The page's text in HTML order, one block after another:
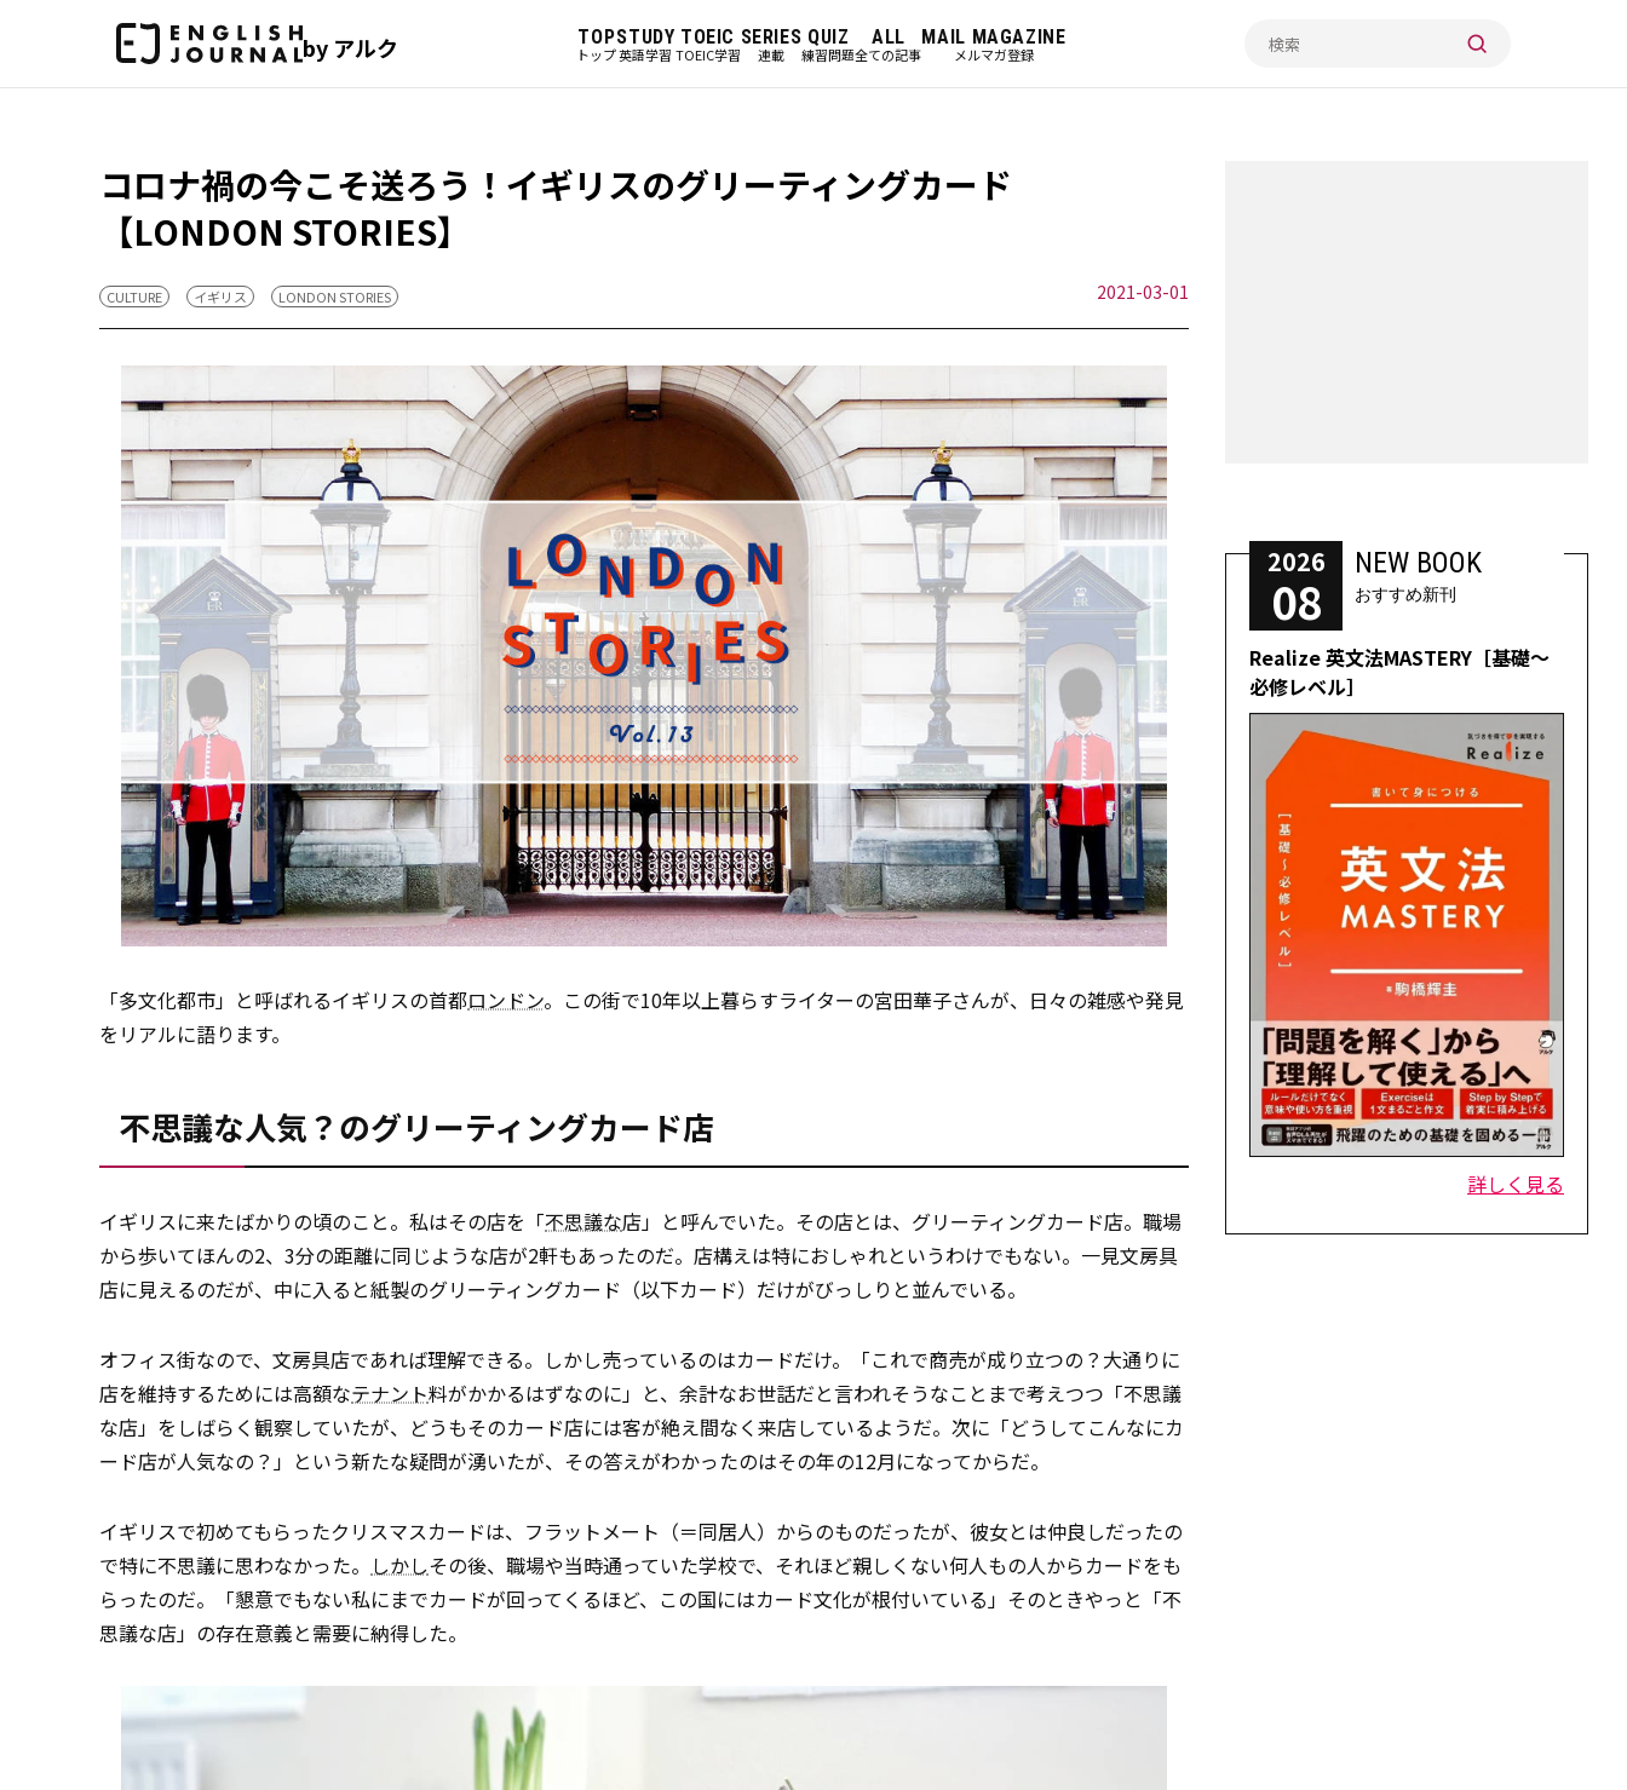
by アルク TOP
トップ
STUDY
英語学習
TOEIC
TOEIC学習
SERIES
連載
QUIZ
練習問題
ALL
全ての記事
MAIL MAGAZINE
メルマガ登録
コロナ禍の今こそ送ろう！イギリスのグリーティングカード
【LONDON STORIES】
CULTURE イギリス LONDON STORIES 2021-03-01
「多文化都市」と呼ばれるイギリスの首都ロンドン。この街で10年以上暮らすライターの宮田華子さんが、日々の雑感や発見
をリアルに語ります。
不思議な人気？のグリーティングカード店
イギリスに来たばかりの頃のこと。私はその店を「不思議な店」と呼んでいた。その店とは、グリーティングカード店。職場
から歩いてほんの2、3分の距離に同じような店が2軒もあったのだ。店構えは特におしゃれというわけでもない。一見文房具
店に見えるのだが、中に入ると紙製のグリーティングカード（以下カード）だけがびっしりと並んでいる。
オフィス街なので、文房具店であれば理解できる。しかし売っているのはカードだけ。「これで商売が成り立つの？大通りに
店を維持するためには高額なテナント料がかかるはずなのに」と、余計なお世話だと言われそうなことまで考えつつ「不思議
な店」をしばらく観察していたが、どうもそのカード店には客が絶え間なく来店しているようだ。次に「どうしてこんなにカ
ード店が人気なの？」という新たな疑問が湧いたが、その答えがわかったのはその年の12月になってからだ。
イギリスで初めてもらったクリスマスカードは、フラットメート（＝同居人）からのものだったが、彼女とは仲良しだったの
で特に不思議に思わなかった。 しかしその後、職場や当時通っていた学校で、それほど親しくない何人もの人からカードをも
らったのだ。「懇意でもない私にまでカードが回ってくるほど、この国にはカード文化が根付いている」――そのときやっと「不
思議な店」の存在意義と需要に納得した。
2026
08
NEW BOOK
おすすめ新刊
Realize 英文法MASTERY［基礎～
必修レベル］
詳しく見る